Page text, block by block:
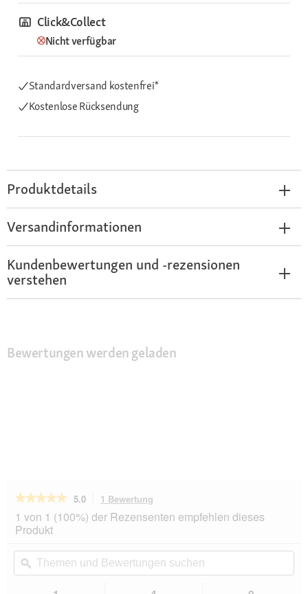
Click&Collect
Nicht verfügbar
Standardversand kostenfrei*
Kostenlose Rücksendung
Produktdetails
Versandinformationen
Kundenbewertungen und -rezensionen
verstehen
Bewertungen werden geladen
★★★★★
★★★★★
von
5
lesen
für
5.0 1 Bewertung
dieser
Aktion
du
zu
den
Bewertungen.
1 von 1 (100%) der Rezensenten empfehlen dieses
Produkt
Themen
und
Bewertungen
ϙ